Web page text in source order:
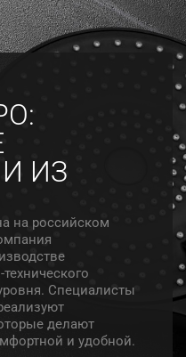
ИЗ
на российском
Специалисты
делают
и удобной.